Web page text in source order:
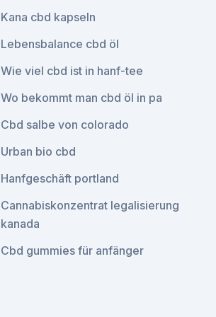
Kana cbd kapseln
Lebensbalance cbd öl
Wie viel cbd ist in hanf-tee
Wo bekommt man cbd öl in pa
Cbd salbe von colorado
Urban bio cbd
Hanfgeschäft portland
Cannabiskonzentrat legalisierung
kanada
Cbd gummies für anfänger